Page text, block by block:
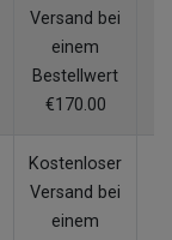
Versand bei
einem
Bestellwert
€170.00
Kostenloser
Versand bei
einem